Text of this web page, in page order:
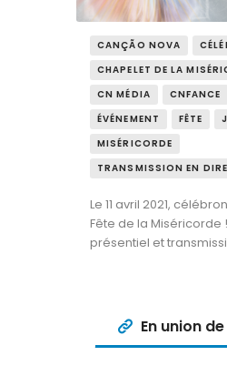
CANÇÃO NOVA
CHAPELET DE LA
CN MÉDIA
CNFANCE
ÉVÉNEMENT
FÊTE
MISÉRICORDE
TRANSMISSION EN
Le 11 avril 2021,
Fête de la Miséricorde
présentiel et
En union